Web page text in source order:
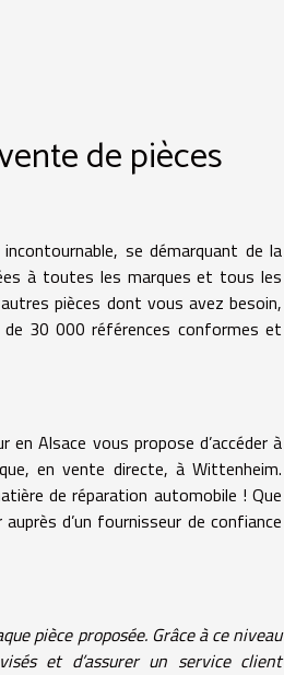
de pièces
se démarquant de la
à toutes les marques et tous les
pièces dont vous avez besoin,
30 000 références conformes et
Alsace vous propose d’accéder à
en vente directe, à Wittenheim.
de réparation automobile ! Que
d’un fournisseur de confiance
pièce proposée. Grâce à ce niveau
et d’assurer un service client